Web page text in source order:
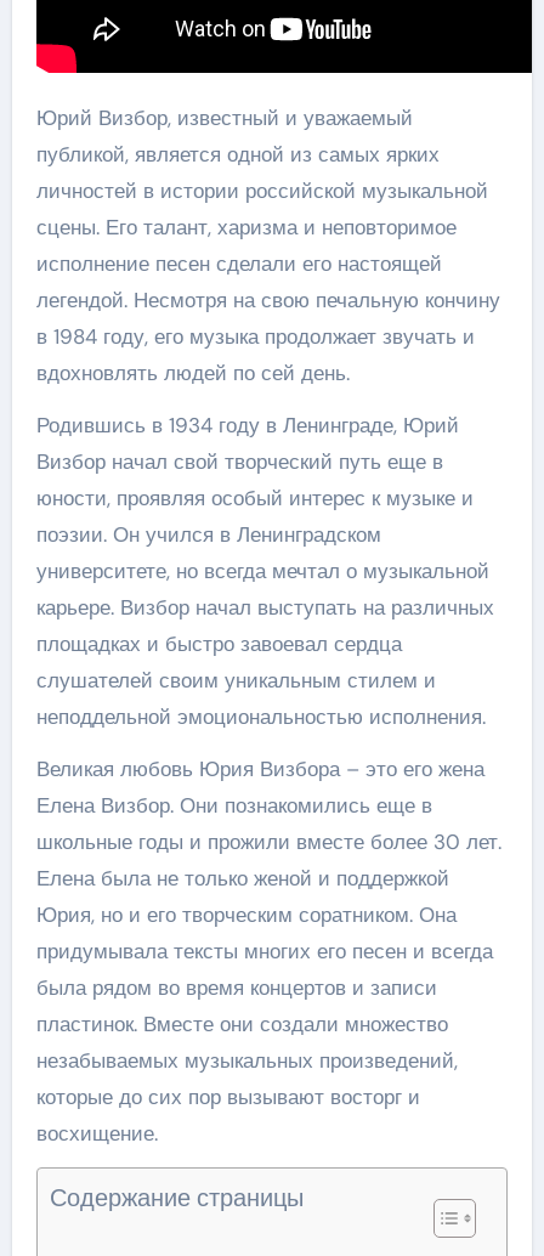
Юрий Визбор, известный и уважаемый
публикой, является одной из самых ярких
личностей в истории российской музыкальной
сцены. Его талант, харизма и неповторимое
исполнение песен сделали его настоящей
легендой. Несмотря на свою печальную кончину
в 1984 году, его музыка продолжает звучать и
вдохновлять людей по сей день.
Родившись в 1934 году в Ленинграде, Юрий
Визбор начал свой творческий путь еще в
юности, проявляя особый интерес к музыке и
поэзии. Он учился в Ленинградском
университете, но всегда мечтал о музыкальной
карьере. Визбор начал выступать на различных
площадках и быстро завоевал сердца
слушателей своим уникальным стилем и
неподдельной эмоциональностью исполнения.
Великая любовь Юрия Визбора – это его жена
Елена Визбор. Они познакомились еще в
школьные годы и прожили вместе более 30 лет.
Елена была не только женой и поддержкой
Юрия, но и его творческим соратником. Она
придумывала тексты многих его песен и всегда
была рядом во время концертов и записи
пластинок. Вместе они создали множество
незабываемых музыкальных произведений,
которые до сих пор вызывают восторг и
восхищение.
Содержание страницы